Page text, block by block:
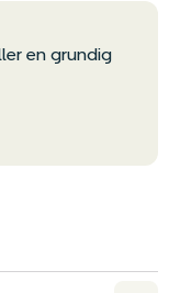
en grundig